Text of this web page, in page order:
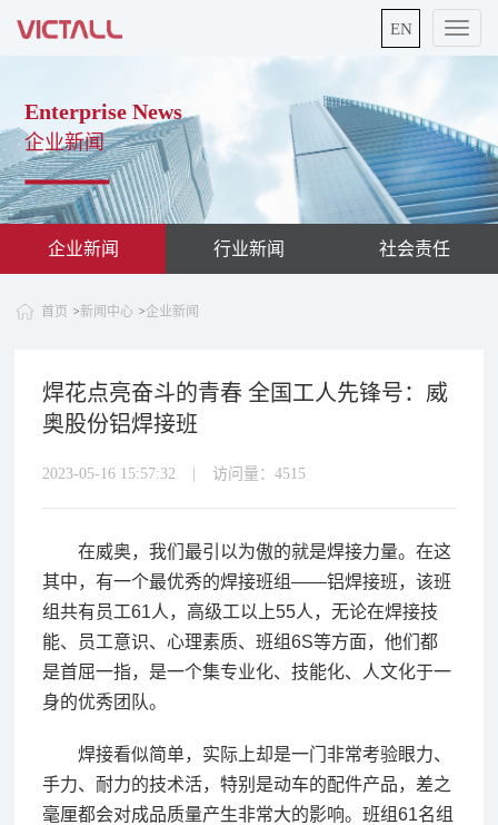
切
换
EN
Enterprise News
企业新闻
企业新闻 行业新闻 社会责任
首页 >新闻中心 >企业新闻
焊花点亮奋斗的青春 全国工人先锋号：威
奥股份铝焊接班
2023-05-16 15:57:32 | 访问量：4515
在威奥，我们最引以为傲的就是焊接力量。在这
其中，有一个最优秀的焊接班组——铝焊接班，该班
组共有员工61人，高级工以上55人，无论在焊接技
能、员工意识、心理素质、班组6S等方面，他们都
是首屈一指，是一个集专业化、技能化、人文化于一
身的优秀团队。
焊接看似简单，实际上却是一门非常考验眼力、
手力、耐力的技术活，特别是动车的配件产品，差之
毫厘都会对成品质量产生非常大的影响。班组61名组